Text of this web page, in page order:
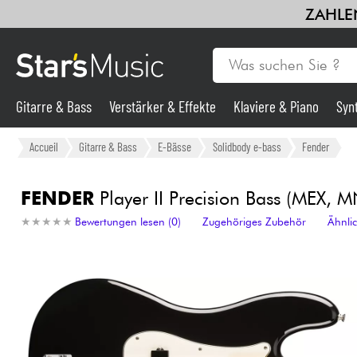
Gitarre & Bass
Synths & samplers
Licht
Violinen & Quartett
Gitarre & Bass Verstärker & Effekte Klaviere & Piano
Accueil Gitarre & Bass E-Bässe Solidbody e-bass Fender
FENDERPlayer II Precision Bass (MEX,
★ ★ ★ ★ ★
★ ★ ★ ★ ★ Bewertungen lesen (0) Zugehöriges Zubehör